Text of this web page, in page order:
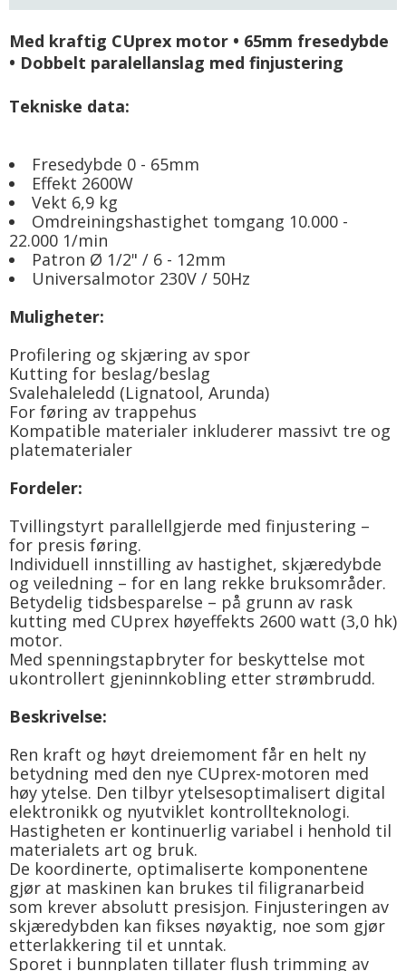
Med kraftig CUprex motor • 65mm fresedybde
• Dobbelt paralellanslag med finjustering
Tekniske data:
Fresedybde 0 - 65mm
Effekt 2600W
Vekt 6,9 kg
Omdreiningshastighet tomgang 10.000 -
22.000 1/min
Patron Ø 1/2" / 6 - 12mm
Universalmotor 230V / 50Hz
Muligheter:
Profilering og skjæring av spor
Kutting for beslag/beslag
Svalehaleledd (Lignatool, Arunda)
For føring av trappehus
Kompatible materialer inkluderer massivt tre og
platematerialer
Fordeler:
Tvillingstyrt parallellgjerde med finjustering –
for presis føring.
Individuell innstilling av hastighet, skjæredybde
og veiledning – for en lang rekke bruksområder.
Betydelig tidsbesparelse – på grunn av rask
kutting med CUprex høyeffekts 2600 watt (3,0 hk)
motor.
Med spenningstapbryter for beskyttelse mot
ukontrollert gjeninnkobling etter strømbrudd.
Beskrivelse:
Ren kraft og høyt dreiemoment får en helt ny
betydning med den nye CUprex-motoren med
høy ytelse. Den tilbyr ytelsesoptimalisert digital
elektronikk og nyutviklet kontrollteknologi.
Hastigheten er kontinuerlig variabel i henhold til
materialets art og bruk.
De koordinerte, optimaliserte komponentene
gjør at maskinen kan brukes til filigranarbeid
som krever absolutt presisjon. Finjusteringen av
skjæredybden kan fikses nøyaktig, noe som gjør
etterlakkering til et unntak.
Sporet i bunnplaten tillater flush trimming av